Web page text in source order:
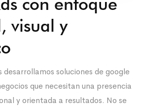
visual y
desarrollamos soluciones de google
que necesitan una presencia
y orientada a resultados. No se